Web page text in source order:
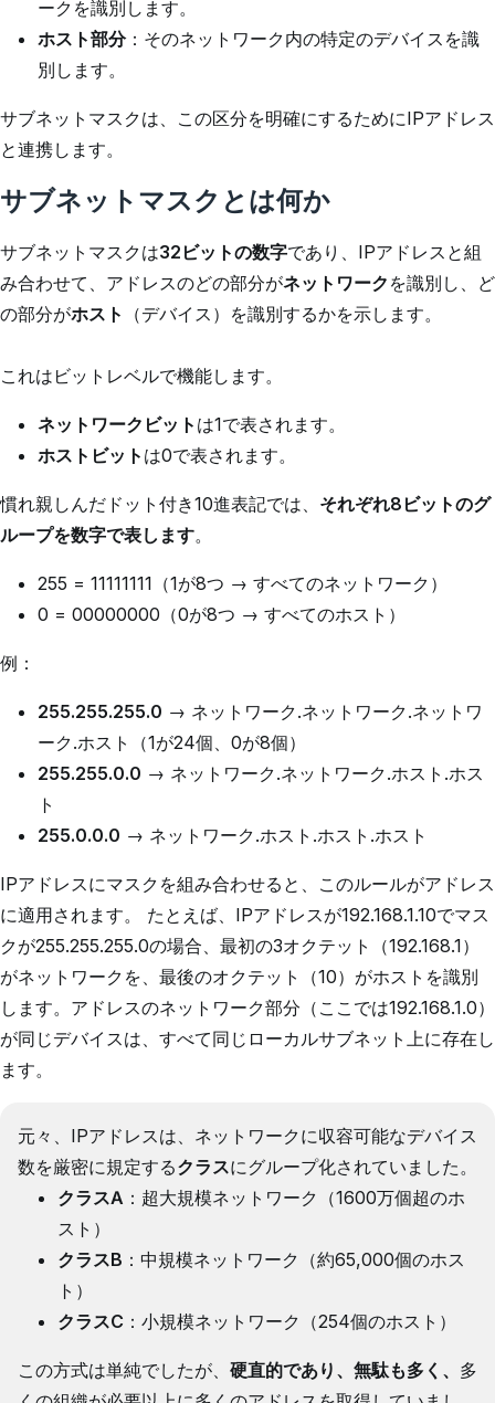
ークを識別します。
ホスト部分：そのネットワーク内の特定のデバイスを識
別します。
サブネットマスクは、この区分を明確にするためにIPアドレス
と連携します。
サブネットマスクとは何か
サブネットマスクは32ビットの数字であり、IPアドレスと組
み合わせて、アドレスのどの部分がネットワーク を識別し、ど
の部分がホスト （デバイス）を識別するかを示します。
これはビットレベルで機能します。
ネットワークビット は1で表されます。
ホストビット は0で表されます。
慣れ親しんだドット付き10進表記では、 それぞれ8ビットのグ
ループを数字で表します。
255 = 11111111（1が8つ → すべてのネットワーク）
0 = 00000000（0が8つ → すべてのホスト）
例：
255.255.255.0 → ネットワーク.ネットワーク.ネットワ
ーク.ホスト（1が24個、0が8個）
255.255.0.0 → ネットワーク.ネットワーク.ホスト.ホス
ト
255.0.0.0 → ネットワーク.ホスト.ホスト.ホスト
IPアドレスにマスクを組み合わせると、このルールがアドレス
に適用されます。 たとえば、IPアドレスが192.168.1.10でマス
クが255.255.255.0の場合、最初の3オクテット（192.168.1）
がネットワークを、最後のオクテット（10）がホストを識別
します。アドレスのネットワーク部分（ここでは192.168.1.0）
が同じデバイスは、すべて同じローカルサブネット上に存在し
ます。
元々、IPアドレスは、ネットワークに収容可能なデバイス
数を厳密に規定するクラスにグループ化されていました。
クラスA ：超大規模ネットワーク（1600万個超のホ
スト）
クラスB ：中規模ネットワーク（約65,000個のホス
ト）
クラスC ：小規模ネットワーク（254個のホスト）
この方式は単純でしたが、 硬直的であり、無駄も多く、 多